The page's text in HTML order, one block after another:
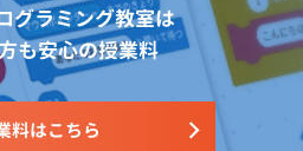
グラミング教室は
も安心の授業料
料はこちら